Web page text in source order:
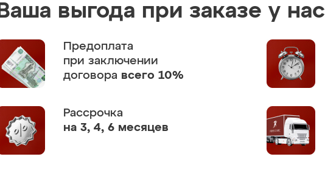
Ваша выгода при заказе у нас
Предоплата
при заключении
договора всего 10%
Рассрочка
на 3, 4, 6 месяцев